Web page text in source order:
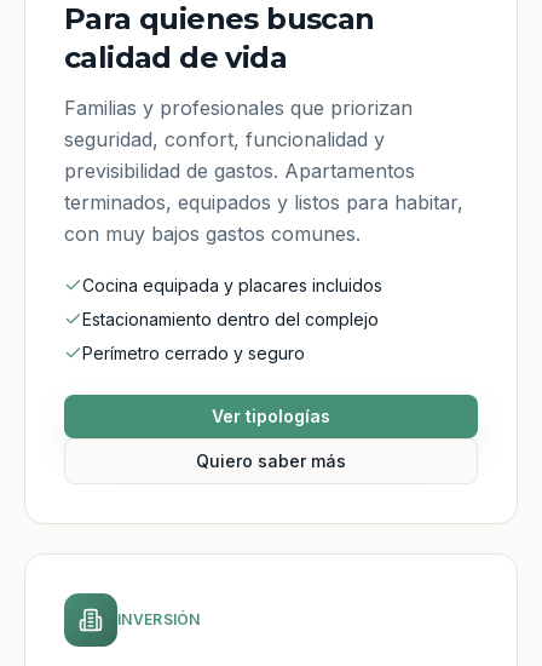
Para quienes buscan
calidad de vida
Familias y profesionales que priorizan
seguridad, confort, funcionalidad y
previsibilidad de gastos. Apartamentos
terminados, equipados y listos para habitar,
con muy bajos gastos comunes.
Cocina equipada y placares incluidos
Estacionamiento dentro del complejo
Perímetro cerrado y seguro
Ver tipologías
Quiero saber más
INVERSIÓN